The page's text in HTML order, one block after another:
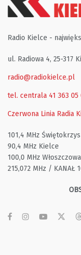
Radio Kielce -
ul. Radiowa 4, 25-317
radio@radiokielce.pl
tel. centrala 41 363 05
Czerwona Linia Radia
101,4 MHz
90,4 MHz Kielce
100,0 MHz Włoszczowa
215,072 MHz / KANAŁ